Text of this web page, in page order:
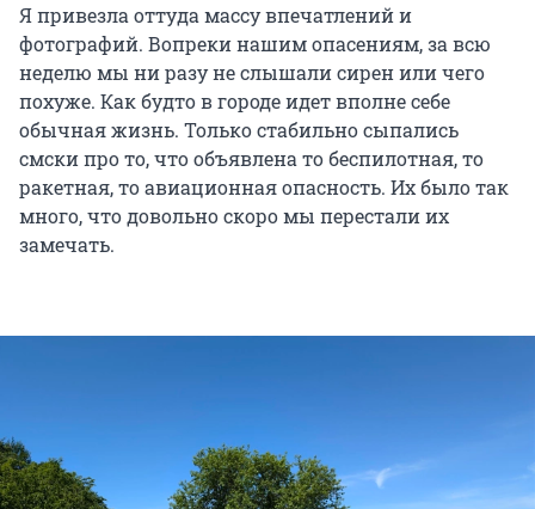
Я привезла оттуда массу впечатлений и
фотографий. Вопреки нашим опасениям, за всю
неделю мы ни разу не слышали сирен или чего
похуже. Как будто в городе идет вполне себе
обычная жизнь. Только стабильно сыпались
смски про то, что объявлена то беспилотная, то
ракетная, то авиационная опасность. Их было так
много, что довольно скоро мы перестали их
замечать.